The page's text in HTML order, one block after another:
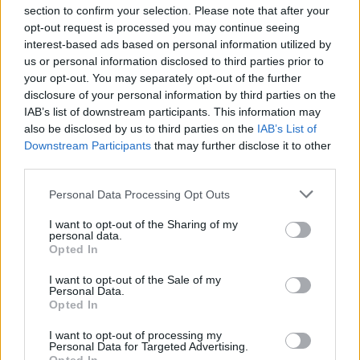
section to confirm your selection. Please note that after your
opt-out request is processed you may continue seeing
interest-based ads based on personal information utilized by
us or personal information disclosed to third parties prior to
your opt-out. You may separately opt-out of the further
disclosure of your personal information by third parties on the
IAB’s list of downstream participants. This information may
also be disclosed by us to third parties on the IAB’s List of
Downstream Participants that may further disclose it to other
Personal Data Processing Opt Outs
I want to opt-out of the Sharing of my
personal data.
Opted In
I want to opt-out of the Sale of my
Personal Data.
Opted In
I want to opt-out of processing my
Personal Data for Targeted Advertising.
«Πριν 10 χρόνια φώναζαν
οφσάιντ, δεν ήξεραν ότι η
μπάλα μπάσκετ είναι
πορτοκαλί»
ΧΤΕΣ
Ο Δημήτρης Γιαννακόπουλος έδωσε
συνέντευξη στους «EuroInsiders» και
αναφέρθηκε, μεταξύ άλλων, στην
αντιπαλότητα με τον Ολυμπιακό και στο
τι πήγε λάθος την περσινή σεζόν
Λέσβου: Η A Promise to Animals
κριτική «επίθεση στον τόπο»
δίπλα σε σπασμένα μπουκάλια
πυροδότησαν έντονη αντιπαράθεση στα
Έφυγε από τη ζωή στα 74 του ο
σπουδαίος ηθοποιός Νίκος